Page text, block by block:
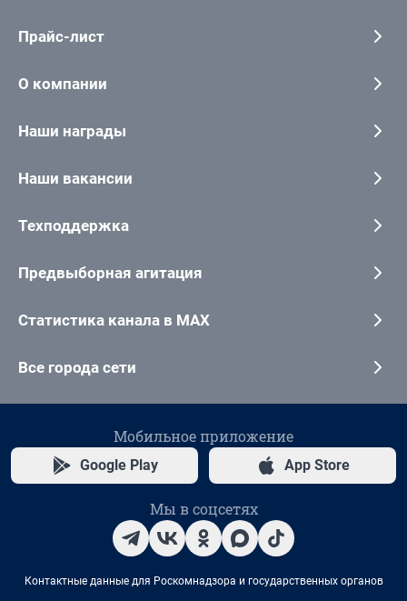
Прайс-лист
О компании
Наши награды
Наши вакансии
Техподдержка
Предвыборная агитация
Статистика канала в MAX
Все города сети
Мобильное приложение
Google Play App Store
Мы в соцсетях
Контактные данные для Роскомнадзора и государственных органов